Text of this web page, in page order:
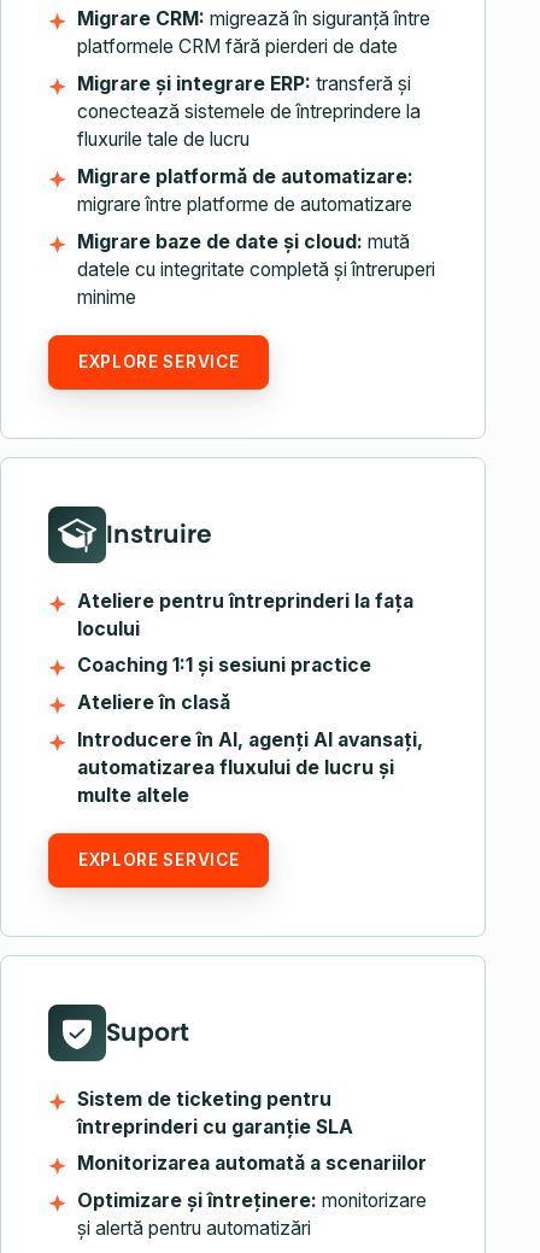
Migrare CRM: migrează în siguranță între
platformele CRM fără pierderi de date
Migrare și integrare ERP: transferă și
conectează sistemele de întreprindere la
fluxurile tale de lucru
Migrare platformă de automatizare:
migrare între platforme de automatizare
Migrare baze de date și cloud: mută
datele cu integritate completă și întreruperi
minime
EXPLORE SERVICE
Instruire
Ateliere pentru întreprinderi la fața
locului
Coaching 1:1 și sesiuni practice
Ateliere în clasă
Introducere în AI, agenți AI avansați,
automatizarea fluxului de lucru și
multe altele
EXPLORE SERVICE
Suport
Sistem de ticketing pentru
întreprinderi cu garanție SLA
Monitorizarea automată a scenariilor
Optimizare și întreținere: monitorizare
și alertă pentru automatizări